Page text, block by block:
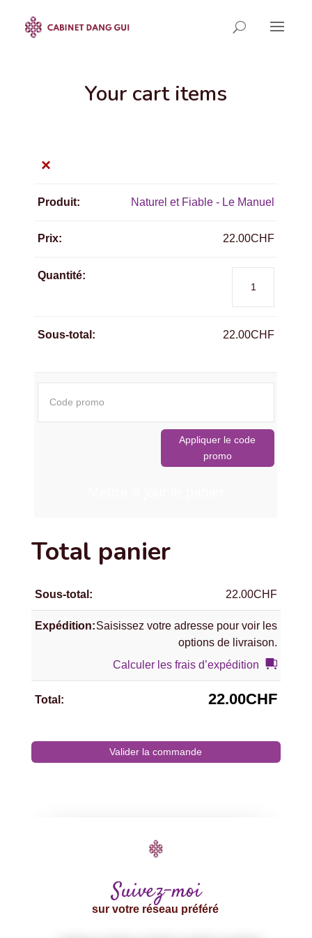
Your cart items
×
Naturel et Fiable - Le Manuel
22.00CHF
Naturel
Fiable
22.00CHF
Appliquer le code
promo
Total panier
22.00CHF
Saisissez votre adresse pour voir les
options de livraison.
Calculer les frais d’expédition
22.00CHF
Valider la commande
Suivez-moi
sur votre réseau préféré